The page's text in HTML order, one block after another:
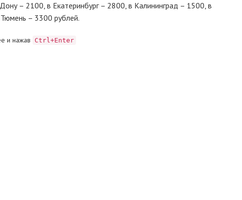
– 2100, в Екатеринбург – 2800, в Калининград – 1500, в
– 3300 рублей.
и нажав Ctrl+Enter